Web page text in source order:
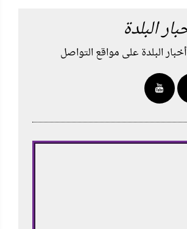
البلدة
البلدة على مواقع التواصل